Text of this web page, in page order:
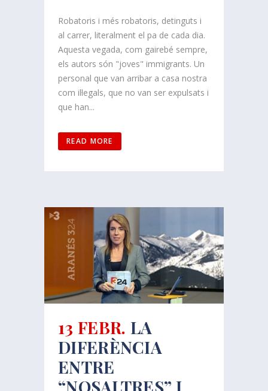
Robatoris i més robatoris, detinguts i
al carrer, literalment el pa de cada dia.
Aquesta vegada, com gairebé sempre,
els autors són "joves" immigrants. Un
personal que van arribar a casa nostra
com il·legals, que no van ser expulsats i
que han...
READ MORE
13 FEBR. LA
DIFERÈNCIA
ENTRE